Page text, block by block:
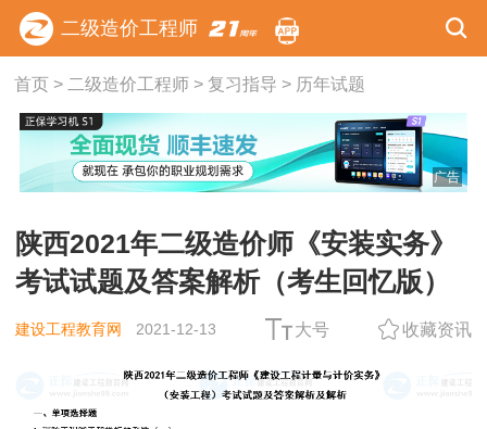
二级造价工程师
首页> 二级造价工程师> 复习指导 > 历年试题
广告
陕西2021年二级造价师《安装实务》
考试试题及答案解析（考生回忆版）
建设工程教育网 2021-12-13 大号 收藏资讯